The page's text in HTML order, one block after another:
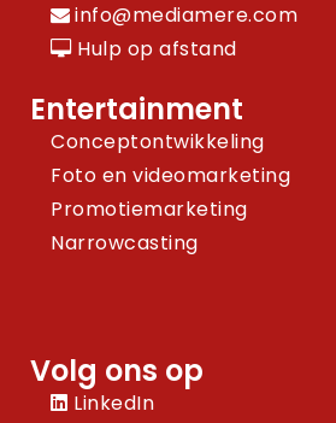
info@mediamere.com
Hulp op afstand
Entertainment
Conceptontwikkeling
Foto en videomarketing
Promotiemarketing
Narrowcasting
Volg ons op
LinkedIn